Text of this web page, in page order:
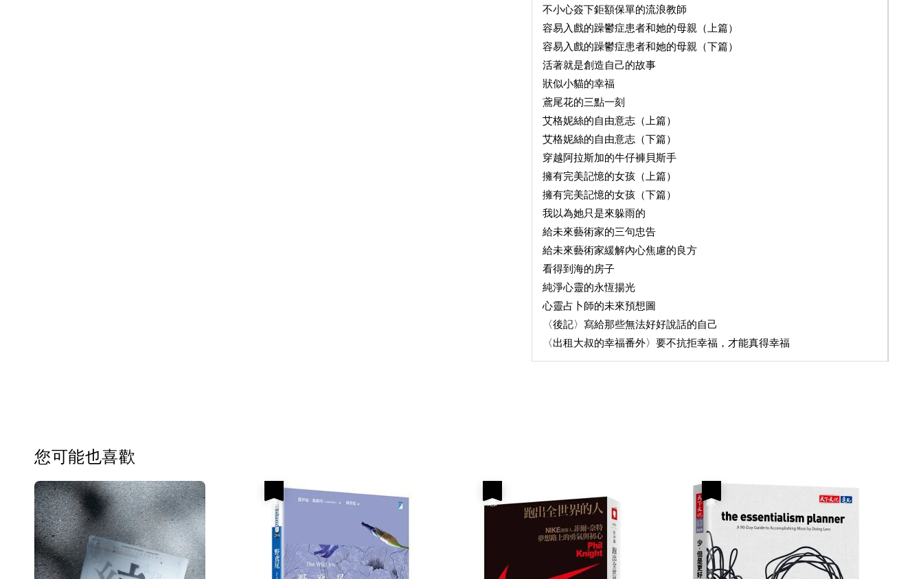
不小心簽下鉅額保單的流浪教師
容易入戲的躁鬱症患者和她的母親（上篇）
容易入戲的躁鬱症患者和她的母親（下篇）
活著就是創造自己的故事
狀似小貓的幸福
鳶尾花的三點一刻
艾格妮絲的自由意志（上篇）
艾格妮絲的自由意志（下篇）
穿越阿拉斯加的牛仔褲貝斯手
擁有完美記憶的女孩（上篇）
擁有完美記憶的女孩（下篇）
我以為她只是來躲雨的
給未來藝術家的三句忠告
給未來藝術家緩解內心焦慮的良方
看得到海的房子
純淨心靈的永恆揚光
心靈占卜師的未來預想圖
〈後記〉寫給那些無法好好說話的自己
〈出租大叔的幸福番外〉要不抗拒幸福，才能真得幸福
您可能也喜歡